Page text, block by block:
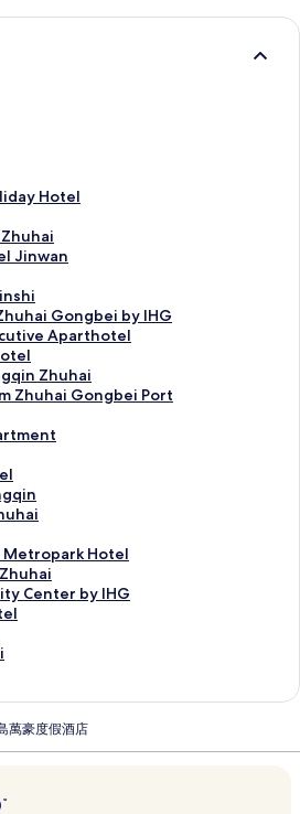
Hotel
Jinwan
Gongbei by IHG
Aparthotel
Zhuhai
Zhuhai Gongbei Port
Metropark Hotel
Center by IHG
萬豪度假酒店